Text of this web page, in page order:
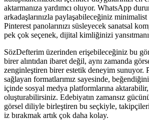
aktarmanıza yardımcı oluyor. WhatsApp
arkadaşlarınızla paylaşabileceğiniz minimalist
Pinterest panolarınızı süsleyecek sanatsal
pek çok seçenek, dijital kimliğinizi
SözDefterim üzerinden erişebileceğiniz bu
birer alıntıdan ibaret değil, aynı zamanda
zenginleştiren birer estetik deneyim sunuyor.
sağlayan formatlarımız sayesinde,
içinde sosyal medya platformlarına aktarabilir,
oluşturabilirsiniz. Edebiyatın zamansız
görsel diliyle birleştiren bu seçkiyle,
iz bırakmak artık çok daha kolay.